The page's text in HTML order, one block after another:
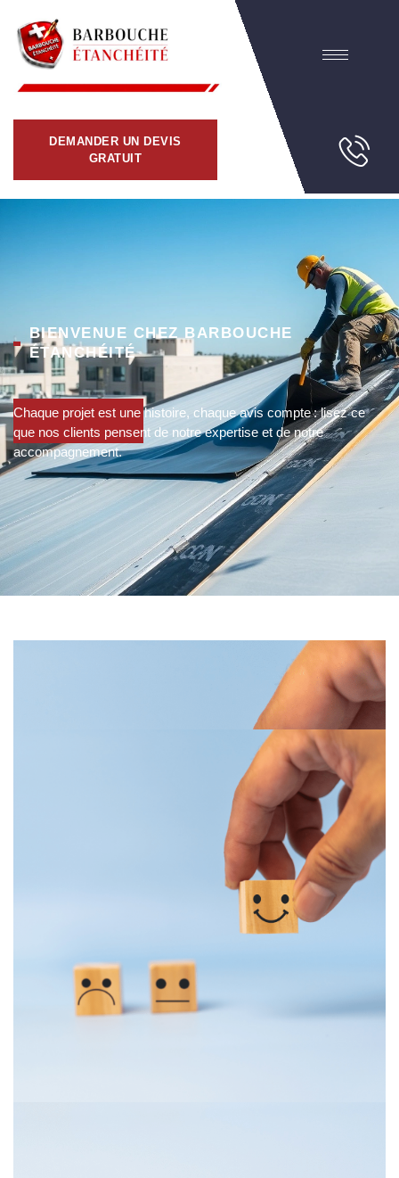
DEMANDER UN DEVIS
GRATUIT
BIENVENUE CHEZ BARBOUCHE
ÉTANCHÉITÉ
Chaque projet est une histoire, chaque avis compte : lisez ce
que nos clients pensent de notre expertise et de notre
accompagnement.